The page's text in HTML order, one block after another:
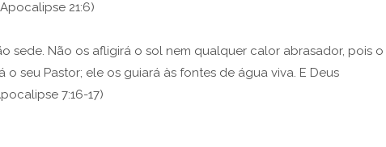
21:6)
sede. Não os afligirá o sol nem qualquer calor abrasador, pois o
seu Pastor; ele os guiará às fontes de água viva. E Deus
7:16-17)